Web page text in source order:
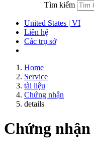
Tìm kiếm
United States | VI
Liên hệ
Các trụ sở
Home
Service
tài liệu
Chứng nhận
details
Chứng nhận